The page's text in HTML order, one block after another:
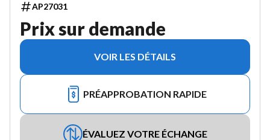
AP27031
Prix sur demande
VOIR LES DÉTAILS
PRÉAPPROBATION RAPIDE
ÉVALUEZ VOTRE ÉCHANGE